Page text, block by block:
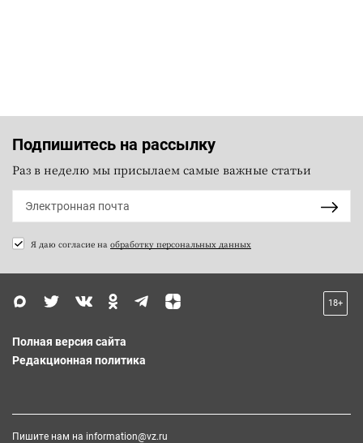
Подпишитесь на рассылку
Раз в неделю мы присылаем самые важные статьи
Я даю согласие на обработку персональных данных
18+
Полная версия сайта
Редакционная политика
Пишите нам на information@vz.ru